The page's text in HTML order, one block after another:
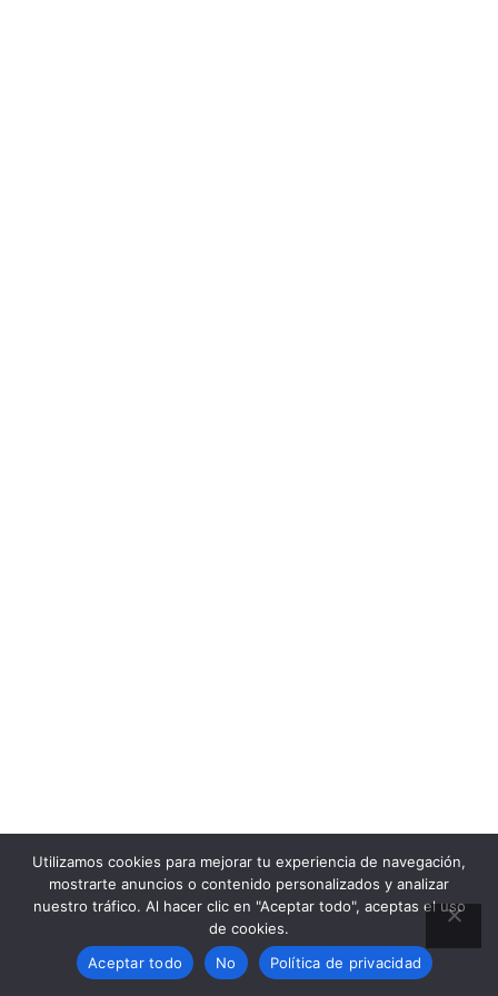
Utilizamos cookies para mejorar tu experiencia de navegación,
mostrarte anuncios o contenido personalizados y analizar
nuestro tráfico. Al hacer clic en "Aceptar todo", aceptas el uso
de cookies.
Aceptar todo
No Política de privacidad